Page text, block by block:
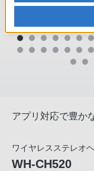
アプリ対応で豊か
ワイヤレスステレオ
WH-CH520